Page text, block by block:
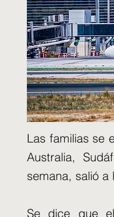
Las familias se
Australia,
semana, salió a
Se dice que